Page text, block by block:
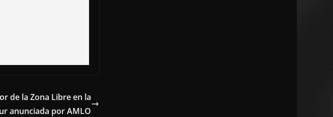
de la Zona Libre en la
anunciada por AMLO